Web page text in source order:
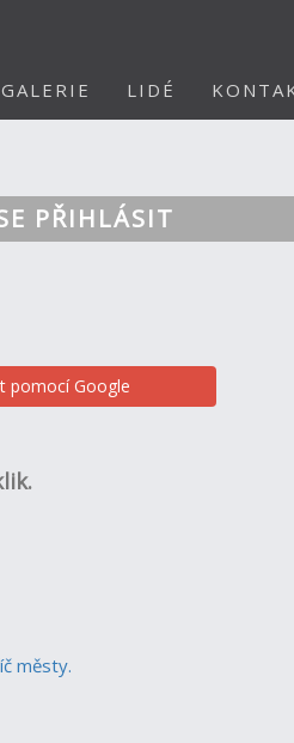
LIDÉ
PŘIHLÁSIT
pomocí Google
městy.